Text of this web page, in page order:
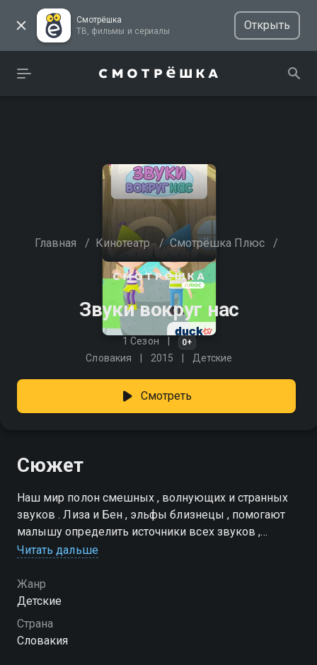
Смотрёшка
ТВ, фильмы и сериалы
Открыть
Главная / Кинотеатр / Смотрёшка Плюс /
Звуки вокруг нас
1 Сезон 0+
Словакия 2015 Детские
Смотреть
Сюжет
Наш мир полон смешных , волнующих и странных
звуков . Лиза и Бен , эльфы близнецы , помогают
малышу определить источники всех звуков ,
которые он слышит изо дня в день . Это может
сигнал входящего сообщения или забавный скрип
от мытья окна
Читать дальше
Жанр
Детские
Страна
Словакия